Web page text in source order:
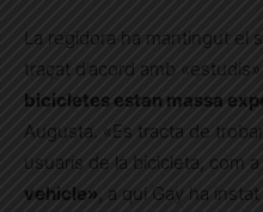
La regidora ha mantingut el
traçat d’acord amb
bicicletes estan massa
Augusta. «Es tracta de
usuaris de la bicicleta, com
vehicle», a qui Gay ha instat